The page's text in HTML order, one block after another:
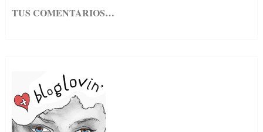
TUS COMENTARIOS…